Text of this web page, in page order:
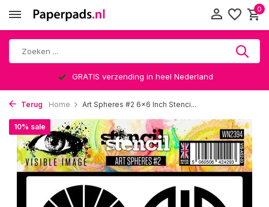
0
GRATIS verzending in heel Nederland
Terug Home Art Spheres #2 6x6 Inch Stenci...
10% sale